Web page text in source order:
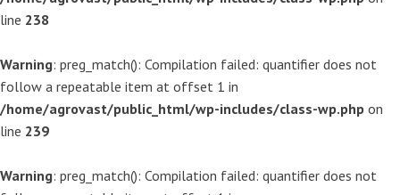
line 238
Warning: preg_match(): Compilation failed: quantifier does not
follow a repeatable item at offset 1 in
/home/agrovast/public_html/wp-includes/class-wp.php on
line 239
Warning: preg_match(): Compilation failed: quantifier does not